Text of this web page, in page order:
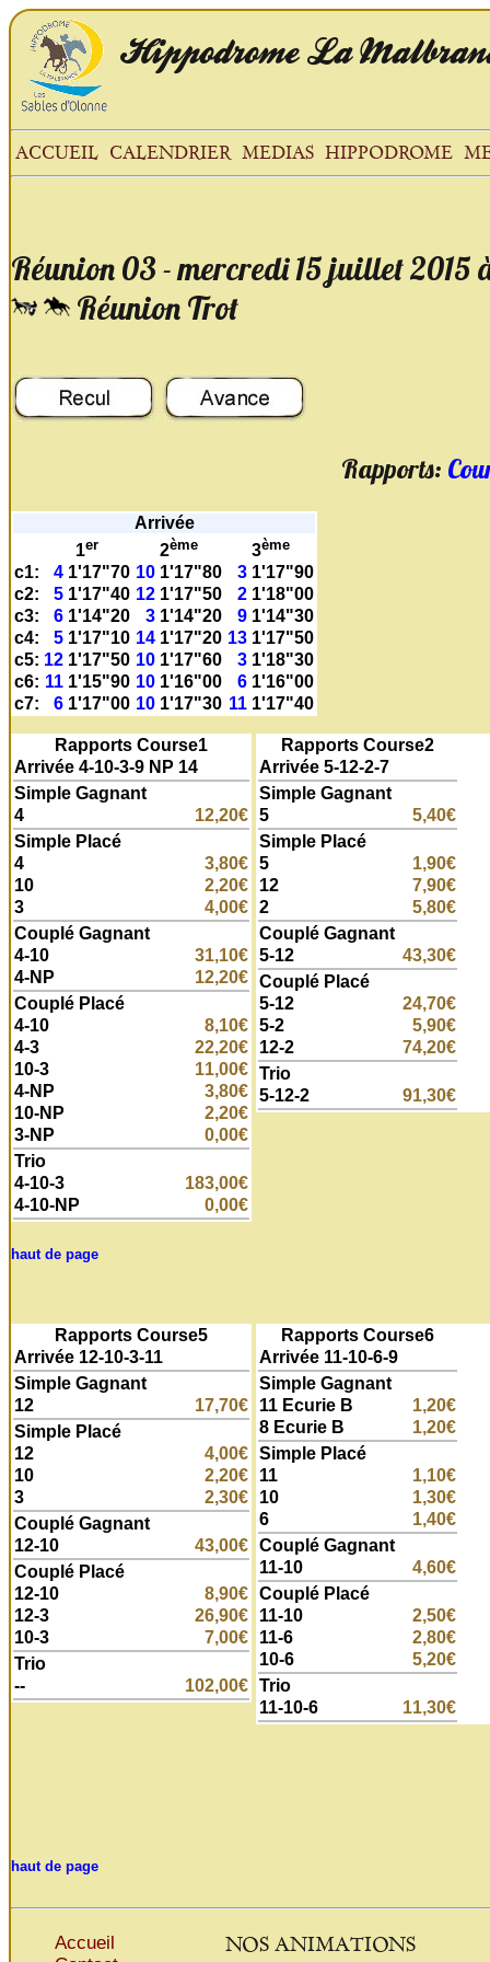
HippodromeLa
ACCUEIL CALENDRIER MEDIAS HIPPODROME
Réunion 03 - mercredi 15 juillet 2015
Réunion Trot
Rapports:
Arrivée
1er 2ème 3ème
c1: 4 1'17"70 10 1'17"80 3 1'17"90
c2:
5 1'17"40 12 1'17"50 2 1'18"00
c3:
6 1'14"20 3 1'14"20 9 1'14"30
c4:
5 1'17"10 14 1'17"20 13 1'17"50
c5: 12 1'17"50 10 1'17"60 3 1'18"30
c6: 11 1'15"90 10 1'16"00 6 1'16"00
c7:
6 1'17"00 10 1'17"30 11 1'17"40
Rapports Course1
Arrivée 4-10-3-9 NP 14
Simple Gagnant
4
12,20€
Simple Placé
4
3,80€
10
2,20€
3
4,00€
Couplé Gagnant
4-10
31,10€
4-NP
12,20€
Couplé Placé
4-10
8,10€
4-3
22,20€
10-3
11,00€
4-NP
3,80€
10-NP
2,20€
3-NP
0,00€
Trio
4-10-3
183,00€
4-10-NP
0,00€
Rapports Course2
Arrivée 5-12-2-7
Simple Gagnant
5
5,40€
Simple Placé
5
1,90€
12
7,90€
2
5,80€
Couplé Gagnant
5-12
43,30€
Couplé Placé
5-12
24,70€
5-2
5,90€
12-2
74,20€
Trio
5-12-2
91,30€
haut de page
Rapports Course5
Arrivée 12-10-3-11
Simple Gagnant
12
17,70€
Simple Placé
12
4,00€
10
2,20€
3
2,30€
Couplé Gagnant
12-10
43,00€
Couplé Placé
12-10
8,90€
12-3
26,90€
10-3
7,00€
Trio
--
102,00€
Rapports Course6
Arrivée 11-10-6-9
Simple Gagnant
11 Ecurie B
1,20€
8 Ecurie B
1,20€
Simple Placé
11
1,10€
10
1,30€
6
1,40€
Couplé Gagnant
11-10
4,60€
Couplé Placé
11-10
2,50€
11-6
2,80€
10-6
5,20€
Trio
11-10-6
11,30€
haut de page
Accueil
NOS ANIMATIONS